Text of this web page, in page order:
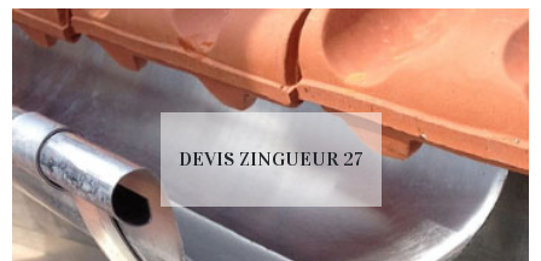
DEVIS ZINGUEUR 27